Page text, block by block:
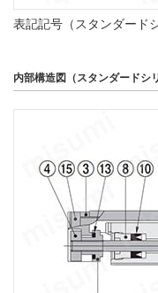
表記記号（スタンダード
内部構造図（スタンダードシ